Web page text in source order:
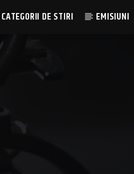
CATEGORII DE STIRI EMISIUNI